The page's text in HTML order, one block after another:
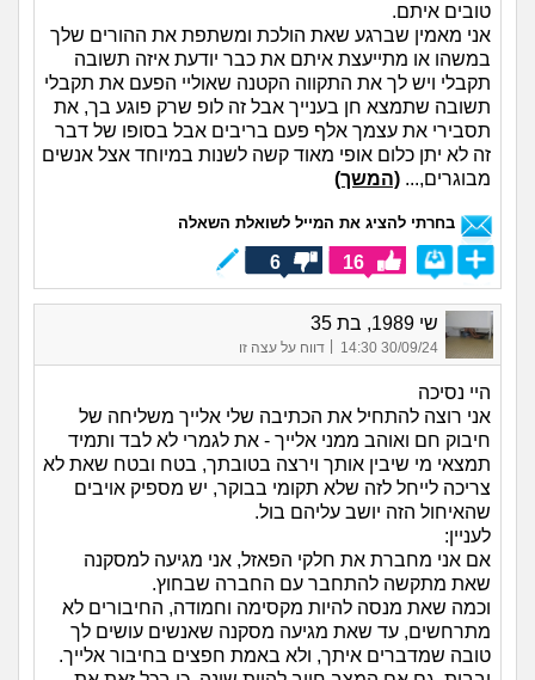
טובים איתם.
אני מאמין שברגע שאת הולכת ומשתפת את ההורים שלך
במשהו או מתייעצת איתם את כבר יודעת איזה תשובה
תקבלי ויש לך את התקווה הקטנה שאוליי הפעם את תקבלי
תשובה שתמצא חן בענייך אבל זה לופ שרק פוגע בך, את
תסבירי את עצמך אלף פעם בריבים אבל בסופו של דבר
זה לא יתן כלום אופי מאוד קשה לשנות במיוחד אצל אנשים
מבוגרים,... (המשך)
בחרתי להציג את המייל לשואלת השאלה
16
6
שי 1989, בת 35
30/09/24 14:30 דווח על עצה זו
היי נסיכה
אני רוצה להתחיל את הכתיבה שלי אלייך משליחה של
חיבוק חם ואוהב ממני אלייך - את לגמרי לא לבד ותמיד
תמצאי מי שיבין אותך וירצה בטובתך, בטח ובטח שאת לא
צריכה לייחל לזה שלא תקומי בבוקר, יש מספיק אויבים
שהאיחול הזה יושב עליהם בול.
לעניין:
אם אני מחברת את חלקי הפאזל, אני מגיעה למסקנה
שאת מתקשה להתחבר עם החברה שבחוץ.
וכמה שאת מנסה להיות מקסימה וחמודה, החיבורים לא
מתרחשים, עד שאת מגיעה מסקנה שאנשים עושים לך
טובה שמדברים איתך, ולא באמת חפצים בחיבור אלייך.